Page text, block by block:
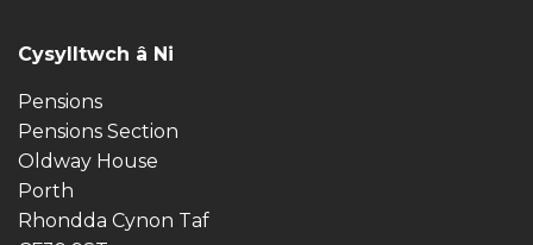
Cysylltwch â Ni
Pensions
Pensions Section
Oldway House
Porth
Rhondda Cynon Taf